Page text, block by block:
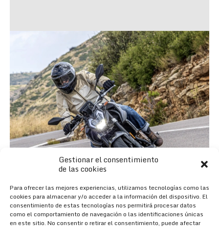
Gestionar el consentimiento
de las cookies
Para ofrecer las mejores experiencias, utilizamos tecnologías como las
cookies para almacenar y/o acceder a la información del dispositivo. El
consentimiento de estas tecnologías nos permitirá procesar datos
como el comportamiento de navegación o las identificaciones únicas
en este sitio. No consentir o retirar el consentimiento, puede afectar